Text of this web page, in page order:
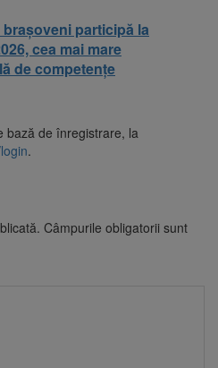
participă la
cea mai mare
de competențe
bază de înregistrare, la
.
Câmpurile obligatorii sunt